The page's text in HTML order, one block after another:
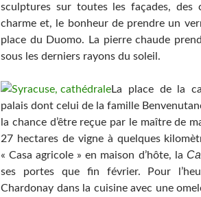
sculptures sur toutes les façades, des
charme et, le bonheur de prendre un
place du Duomo. La pierre chaude
sous les derniers rayons du soleil.
La place de la
palais dont celui de la famille
la chance d’être reçue par le maître de
27 hectares de vigne à quelques
« Casa agricole » en maison d’hôte, la
ses portes que fin février. Pour
Chardonay dans la cuisine avec une